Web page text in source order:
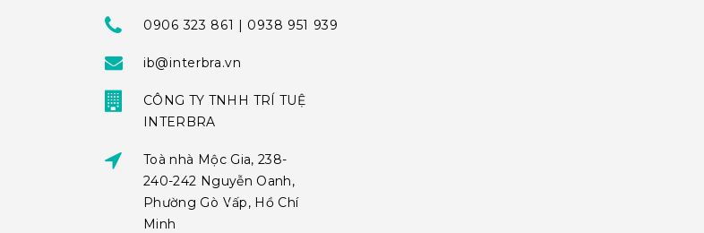
0906 323 861 | 0938 951 939
ib@interbra.vn
CÔNG TY TNHH TRÍ TUỆ
INTERBRA
Toà nhà Mộc Gia, 238-
240-242 Nguyễn Oanh,
Phường Gò Vấp, Hồ Chí
Minh